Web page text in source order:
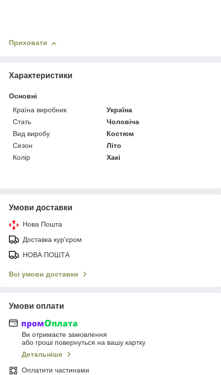
Приховати
Характеристики
Основні
Країна виробник
Україна
Стать
Чоловіча
Вид виробу
Костюм
Сезон
Літо
Колір
Хакі
Умови доставки
Нова Пошта
Доставка кур'єром
НОВА ПОШТА
Всі умови доставки
Умови оплати
Ви отримаєте замовлення
або гроші повернуться на вашу картку
Детальніше
Оплатити частинами